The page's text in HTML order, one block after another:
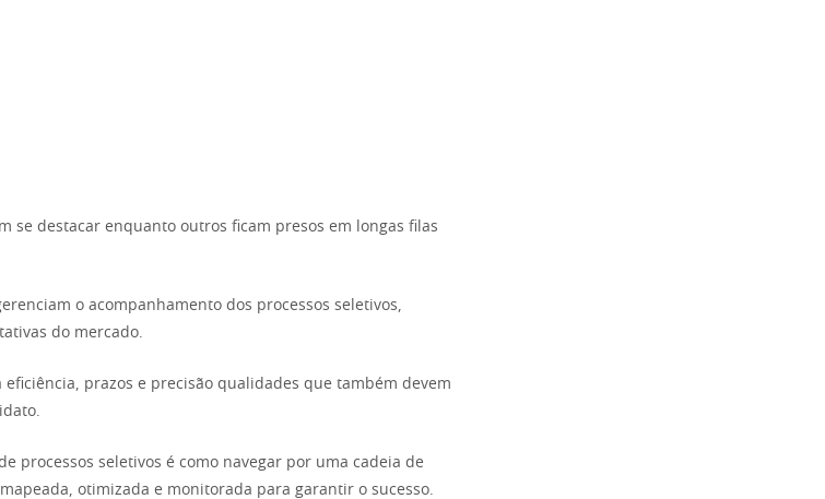
se destacar enquanto outros ficam presos em longas filas
o acompanhamento dos processos seletivos,
do mercado.
prazos e precisão qualidades que também devem
processos seletivos é como navegar por uma cadeia de
otimizada e monitorada para garantir o sucesso.